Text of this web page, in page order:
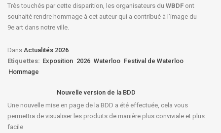
Très touchés par cette disparition, les organisateurs du WBDF ont
souhaité rendre hommage à cet auteur qui a contribué à l’image du
9e art dans notre ville.
Dans Actualités 2026
Etiquettes: Exposition 2026 Waterloo Festival de Waterloo
Hommage
Nouvelle version de la BDD
Une nouvelle mise en page de la BDD a été effectuée, cela vous
permettra de visualiser les produits de manière plus conviviale et plus
facile